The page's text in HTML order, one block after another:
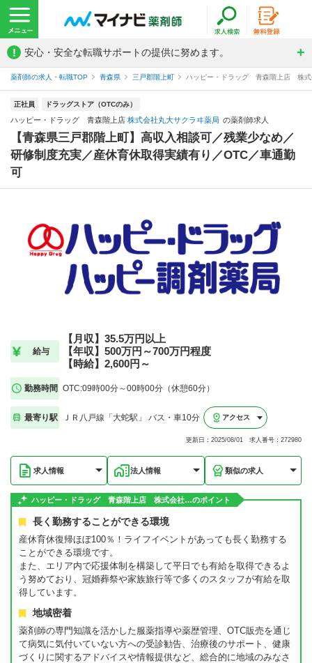
! 安心・安全な転職サポートの提供に努めます。
薬剤師の求人・転職TOP 青森県 三戸郡階上町 ハッピー・ドラッグ 青森階上店 株式
正社員 ドラッグストア（OTCのみ）
ハッピー・ドラッグ 青森階上店 株式会社丸大サクラヰ薬局 の薬剤師求人
【青森県三戸郡階上町】高収入相談可／残業少なめ／
研修制度充実／産休育休取得実績有り／OTC／車通勤
可
給与
【月収】35.5万円以上
【年収】500万円～700万円程度
【時給】2,600円～
勤務時間 OTC:09時00分～00時00分（休憩60分）
最寄り駅 ＪＲ八戸線「大蛇駅」 バス・車10分 アクセス
更新日：2025/08/01 求人番号：272980
求人情報 法人情報 類似の求人
ハッピー・ドラッグ 青森階上店 株式会社…のポイント
長く勤務することができる環境
産休育休復帰ほぼ100％！ライフイベントがあっても長く勤務する
ことができる環境です。
また、エリア内で応援体制を構築して平日でも有給を取得できるよ
う努めており、冠婚葬祭や家族旅行等で多くのスタッフが有給を取
得しています。
地域密着
薬剤師の専門知識を活かした服薬指導や薬歴管理、OTC販売を通じ
て病気に気付いていない方への受診勧告、治療後のサポート、健康
づくりに関するアドバイスや情報提供など、総合的に地域のみなさ